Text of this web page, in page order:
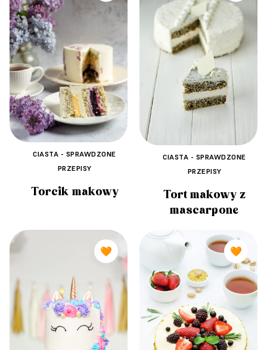
CIASTA - SPRAWDZONE
PRZEPISY
Torcik makowy
CIASTA - SPRAWDZONE
PRZEPISY
Tort makowy z
mascarpone
🧡 🧡